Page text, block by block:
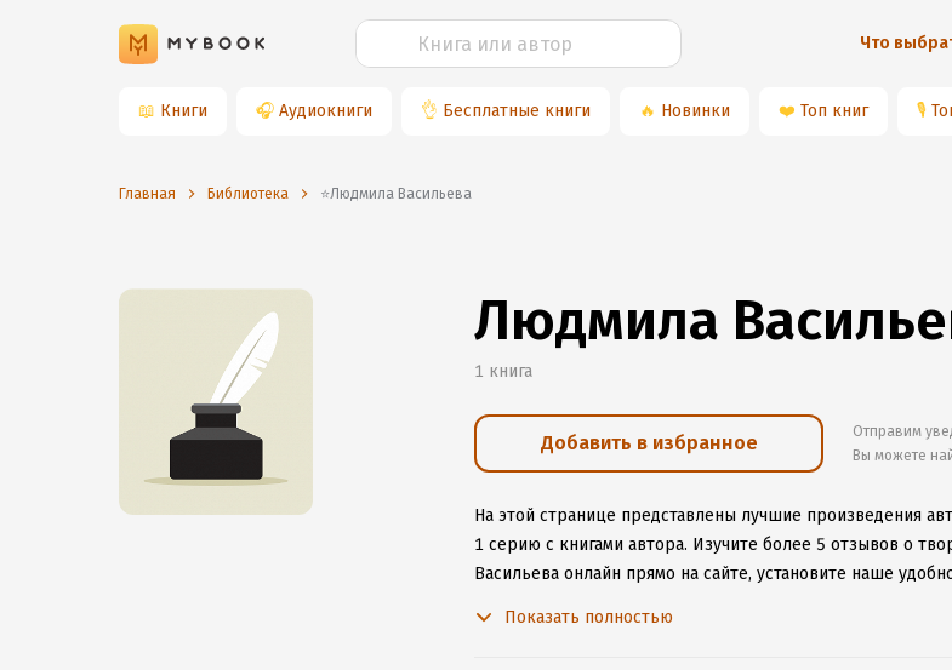
Что
📖 Книги 🎧 Аудиокниги 👌 Бесплатные книги 🔥 Новинки ❤️ Топ книг 🎙
Главная Библиотека ⭐️Людмила Васильева
Людмила
1 книга
Добавить в избранное
Отправим
Вы можете
На этой странице представлены лучшие произведения
1 серию с книгами автора. Изучите более 5 отзывов о
Васильева онлайн прямо на сайте, установите наше
Показать полностью